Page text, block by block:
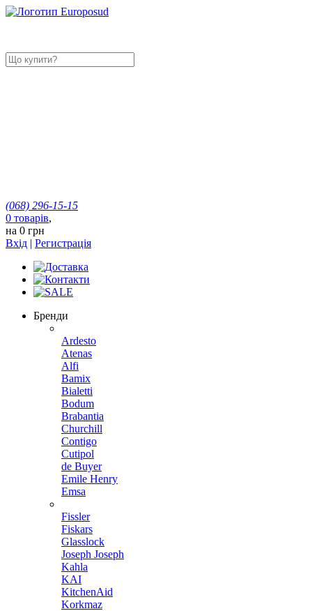
(068) 296-15-15
0 товарів,
на 0 грн
Вхід | Регистрація
Бренди
Ardesto
Atenas
Alfi
Bamix
Bialetti
Bodum
Brabantia
Churchill
Contigo
Cutipol
de Buyer
Emile Henry
Emsa
Fissler
Fiskars
Glasslock
Joseph Joseph
Kahla
KAI
KitchenAid
Korkmaz